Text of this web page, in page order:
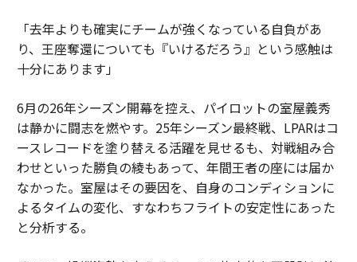
「去年よりも確実にチームが強くなっている自負があ
り、王座奪還についても『いけるだろう』という感触は
十分にあります」
6月の26年シーズン開幕を控え、パイロットの室屋義秀
は静かに闘志を燃やす。25年シーズン最終戦、LPARはコ
ースレコードを塗り替える活躍を見せるも、対戦組み合
わせといった勝負の綾もあって、年間王者の座には届か
なかった。室屋はその要因を、自身のコンディションに
よるタイムの変化、すなわちフライトの安定性にあった
と分析する。